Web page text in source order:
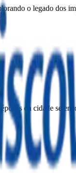
o legado dos
da cidade se